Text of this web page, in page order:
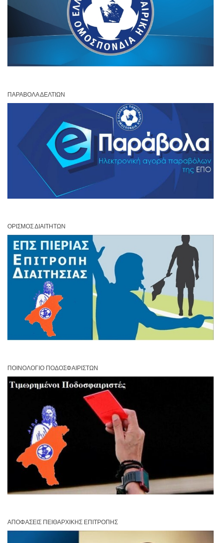
ΠΑΡΆΒΟΛΑ ΔΕΛΤΊΩΝ
ΟΡΙΣΜΌΣ ΔΙΑΙΤΗΤΏΝ
ΠΟΙΝΟΛΌΓΙΟ ΠΟΔΟΣΦΑΙΡΙΣΤΏΝ
ΑΠΟΦΆΣΕΙΣ ΠΕΙΘΑΡΧΙΚΉΣ ΕΠΙΤΡΟΠΉΣ